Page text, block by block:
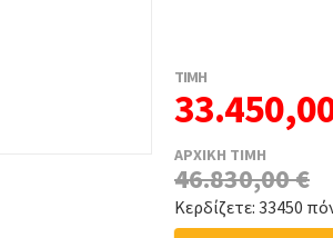
ΤΙΜΗ
ΑΡΧΙΚΗ ΤΙΜΗ
46.830,00 €
Κερδίζετε: 33450